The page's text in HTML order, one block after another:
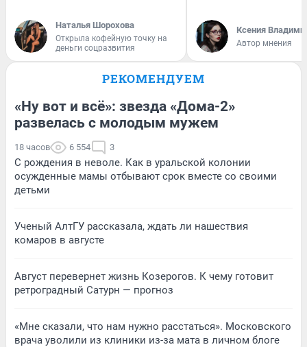
Наталья Шорохова
Открыла кофейную точку на
деньги соцразвития
Ксения
Автор мнения
РЕКОМЕНДУЕМ
«Ну вот и всё»: звезда «Дома-2»
развелась с молодым мужем
18 часов 6 554 3
С рождения в неволе. Как в уральской колонии
осужденные мамы отбывают срок вместе со своими
детьми
Ученый АлтГУ рассказала, ждать ли нашествия
комаров в августе
Август перевернет жизнь Козерогов. К чему готовит
ретроградный Сатурн — прогноз
«Мне сказали, что нам нужно расстаться». Московского
врача уволили из клиники из-за мата в личном блоге